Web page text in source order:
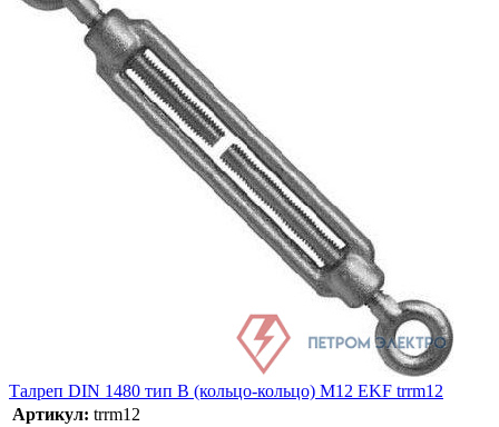
Талреп DIN 1480 тип B (кольцо-кольцо) M12 EKF trrm12
Артикул: trrm12